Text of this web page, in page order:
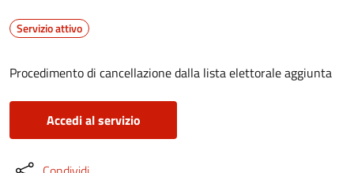
Servizio attivo
Procedimento di cancellazione dalla lista elettorale aggiunta
Accedi al servizio